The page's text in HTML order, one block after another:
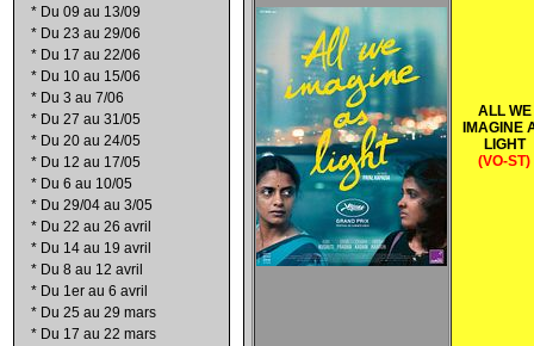
* Du 09 au 13/09
* Du 23 au 29/06
* Du 17 au 22/06
* Du 10 au 15/06
* Du 3 au 7/06
* Du 27 au 31/05
* Du 20 au 24/05
* Du 12 au 17/05
* Du 6 au 10/05
* Du 29/04 au 3/05
* Du 22 au 26 avril
* Du 14 au 19 avril
* Du 8 au 12 avril
* Du 1er au 6 avril
* Du 25 au 29 mars
* Du 17 au 22 mars
ALL WE
IMAGINE
LIGHT
(VO-ST)